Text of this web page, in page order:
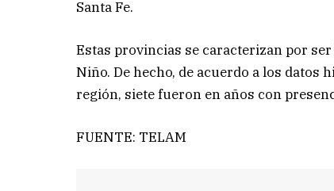
Santa Fe.
Estas provincias se caracterizan por
Niño. De hecho, de acuerdo a los datos
región, siete fueron en años con
FUENTE: TELAM